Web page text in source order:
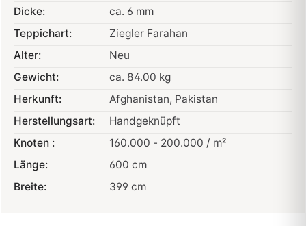
Dicke:
ca. 6 mm
Teppichart:
Ziegler Farahan
Alter:
Neu
Gewicht:
ca. 84.00 kg
Herkunft:
Afghanistan, Pakistan
Herstellungsart:
Handgeknüpft
Knoten :
160.000 - 200.000 / m²
Länge:
600 cm
Breite:
399 cm